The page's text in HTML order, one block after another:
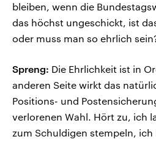
bleiben, wenn die
das höchst ungeschickt, ist
oder muss man so ehrlich
Spreng: Die Ehrlichkeit ist in
anderen Seite wirkt das
Positions- und
verlorenen Wahl. Hört zu, ich
zum Schuldigen stempeln, ich